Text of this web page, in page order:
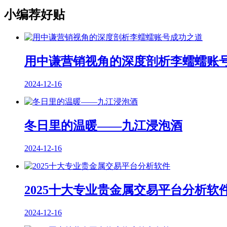
小编荐好贴
用中谦营销视角的深度剖析李蠕蠕账
2024-12-16
冬日里的温暖——九江浸泡酒
2024-12-16
2025十大专业贵金属交易平台分析软
2024-12-16